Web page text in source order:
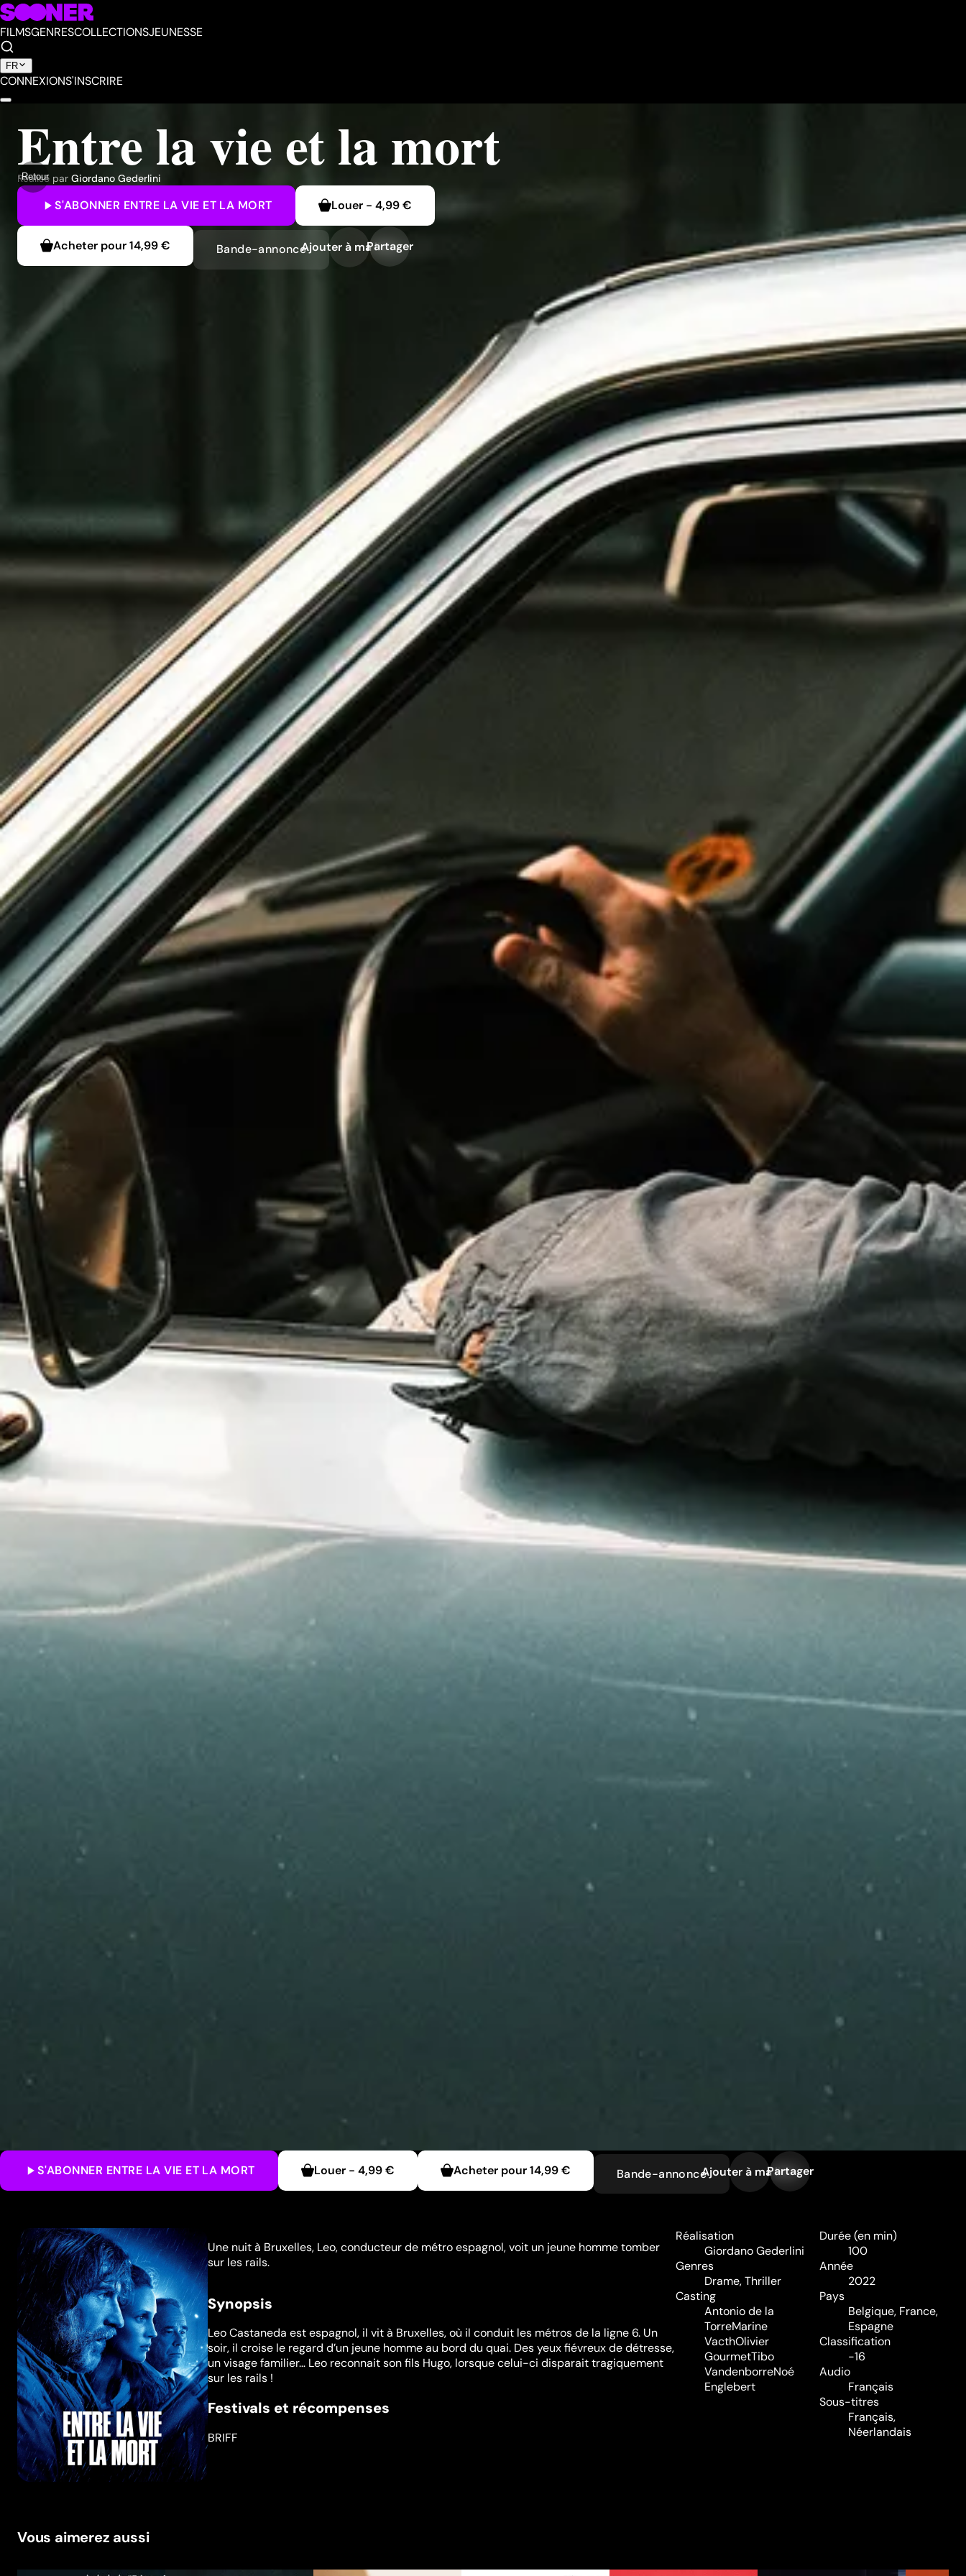
FILMSGENRESCOLLECTIONSJEUNESSE
FR
CONNEXIONS'INSCRIRE
Retour
Entre la vie et la mort
Réalisé par Giordano Gederlini
S'ABONNER ENTRE LA VIE ET LA MORT Louer- 4,99 €
Acheter pour14,99 € Bande-annonceAjouter à ma liste
Partager
S'ABONNER ENTRE LA VIE ET LA MORT Louer- 4,99 € Acheter pour14,99 € Bande-annonceAjouter à ma liste
Partager
Une nuit à Bruxelles, Leo, conducteur de métro espagnol, voit un jeune homme tomber
sur les rails.
Synopsis
Leo Castaneda est espagnol, il vit à Bruxelles, où il conduit les métros de la ligne 6. Un
soir, il croise le regard d’un jeune homme au bord du quai. Des yeux fiévreux de détresse,
un visage familier… Leo reconnait son fils Hugo, lorsque celui-ci disparait tragiquement
sur les rails !
Festivals et récompenses
BRIFF
Réalisation
Giordano Gederlini
Genres
Drame,Thriller
Casting
Antonio de la
TorreMarine
VacthOlivier
GourmetTibo
VandenborreNoé
Englebert
Durée (en min)
100
Année
2022
Pays
Belgique, France,
Espagne
Classification
-16
Audio
Français
Sous-titres
Français,
Néerlandais
Vous aimerez aussi